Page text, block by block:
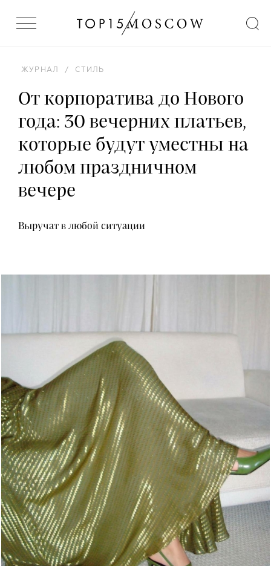
ЖУРНАЛ / СТИЛЬ
От корпоратива до Нового
года: 30 вечерних платьев,
которые будут уместны на
любом праздничном
вечере
Выручат в любой ситуации